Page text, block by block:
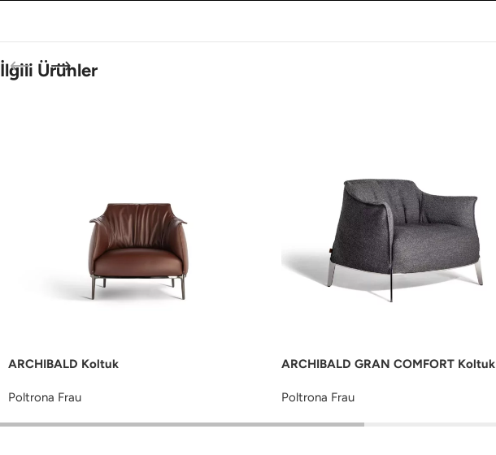
İlgili Ürünler
ARCHIBALD Koltuk
Poltrona Frau
ARCHIBALD GRAN COMFORT Koltuk
Poltrona Frau